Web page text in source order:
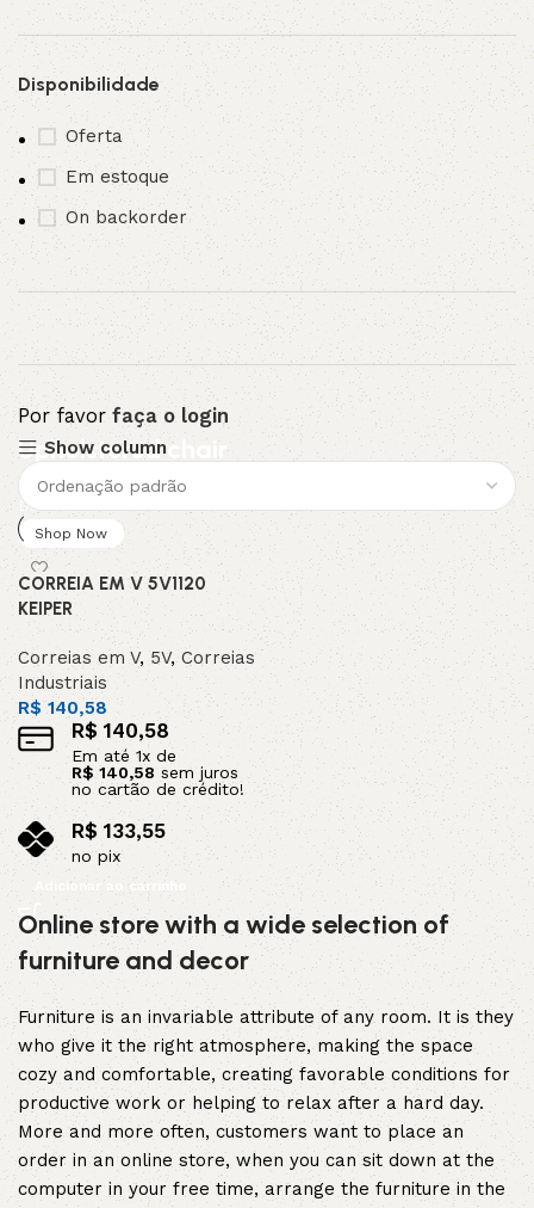
Disponibilidade
Oferta
Em estoque
On backorder
Por favor faça o login
Upholstered chair
Discount 10%
Shop Now
Show column
CORREIA EM V 5V1120
KEIPER
Correias em V,5V,Correias
Industriais
R$140,58
R$140,58
Em até1x de
R$ 140,58 sem juros
no cartão de crédito!
R$ 133,55
no pix
Adicionar ao carrinho
Online store with a wide selection of
furniture and decor
Furniture is an invariable attribute of any room. It is they
who give it the right atmosphere, making the space
cozy and comfortable, creating favorable conditions for
productive work or helping to relax after a hard day.
More and more often, customers want to place an
order in an online store, when you can sit down at the
computer in your free time, arrange the furniture in the